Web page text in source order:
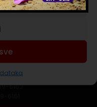
929
6162